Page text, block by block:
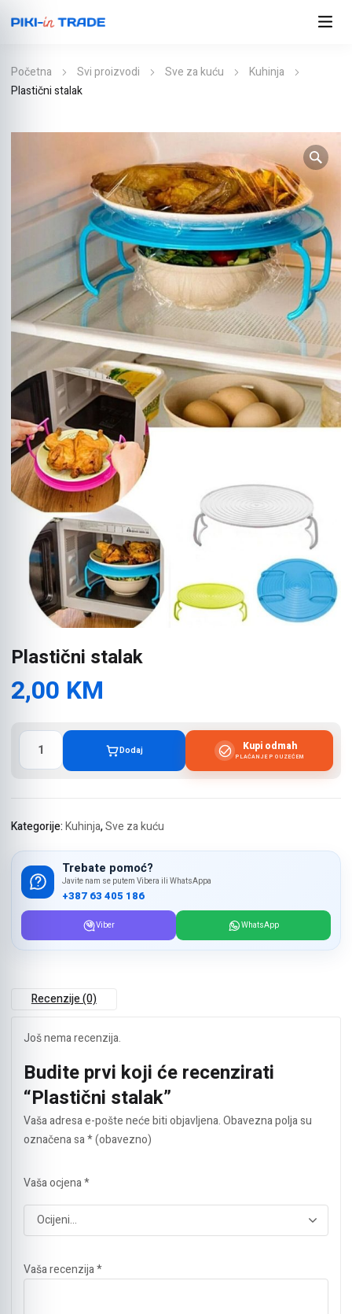
Početna Svi proizvodi Sve za kuću
Kuhinja
Plastični stalak
Plastični stalak
2,00 KM
Plastični
stalak
količina
Dodaj Kupi odmah
PLAĆANJE POUZEĆEM
Kategorije:Kuhinja,Sve za kuću
Trebate pomoć?
Javite nam se putem Vibera ili WhatsAppa
+387 63 405 186
Viber WhatsApp
Recenzije (0)
Još nema recenzija.
Budite prvi koji će recenzirati
“Plastični stalak”
Vaša adresa e-pošte neće biti objavljena.Obavezna polja su
označena sa* (obavezno)
Vaša ocjena*
Vaša recenzija*